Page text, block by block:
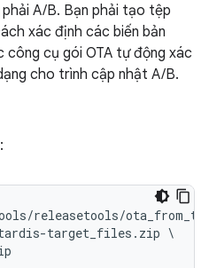
A/B. Bạn phải tạo tệp
xác định các biến bản
công cụ gói OTA tự động xác
cho trình cập nhật A/B.
releasetools/
target_files.zip \